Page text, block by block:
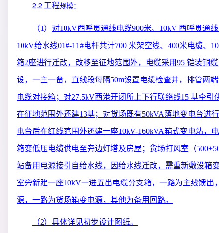
2.2 工程规模：
（1） 对10kV西呼贯通线电缆900米、 10kV 西呼贯通
10kV给水线01#-11#电杆共计700 米架空线、 400米电缆、
箱2座进行迁改，改移至征地范围外，电缆采用95 铠装铜
设，一主一备，直线段每隔50m设置电缆检查井，排管两
电缆对接箱；对27.5kV西港开闭所上下行联络线15 基牵引
在征地范围外还建13基；对货场既有50kVA落地变电台进
电台后在红线范围外还建一座10kV-160kVA箱式变电站，
箱变低压电缆供电至旁边灯塔及房屋；货场打风室（
站备用电源接引自给水线，因给水线迁改，需重新敷设箱
室旁新建一座10kV一进五出电缆分支箱，一路为主线馈出
源，一路为货场箱变电源，其他为备用回路。
（2）具体详见初步设计图纸。